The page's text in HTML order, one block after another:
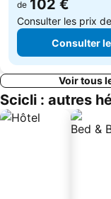
de 102 €
Consulter les prix de
Consulter
Voir tous
Scicli : autres